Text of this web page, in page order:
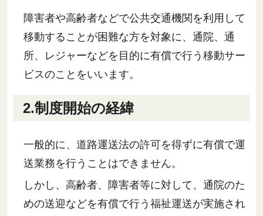
障害者や高齢者などで公共交通機関を利用して
移動することが困難な方を対象に、通院、通
所、レジャーなどを目的に有償で行う移動サー
ビスのことをいいます。
2.制度開始の経緯
一般的に、道路運送法の許可を得ずに有償で運
送業務を行うことはできません。
しかし、高齢者、障害者等に対して、通院のた
めの送迎などを有償で行う福祉運送が実施され